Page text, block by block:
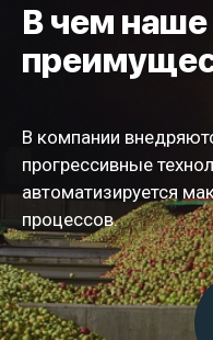
В чем наше
В компании
прогрессивные
автоматизируется
процессов.